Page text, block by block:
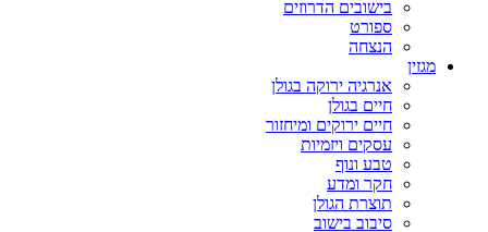
בישובים הדרוזים
ספורט
הנצחה
מגזין
אנרגיה ירוקה בגולן
חיים בגולן
חיים ירוקים ומיחזור
עסקים ויזמיות
טבע ונוף
חקר ומדע
תוצרת הגולן
סיבוב בישוב